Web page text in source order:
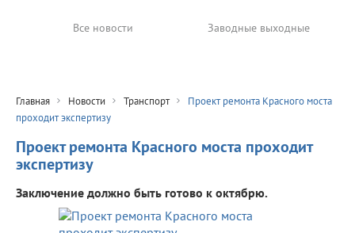
Все новости Заводные выходные
Главная Новости Транспорт
Проект ремонта Красного моста
проходит экспертизу
Проект ремонта Красного моста проходит
экспертизу
Заключение должно быть готово к октябрю.